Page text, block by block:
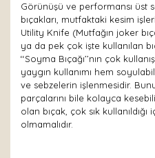
Görünüşü ve performansı üst
bıçakları, mutfaktaki kesim
Utility Knife (Mutfağın joker
ya da pek çok işte kullanılan
‘‘Soyma Bıçağı’’nın çok
yaygın kullanımı hem
ve sebzelerin işlenmesidir.
parçalarını bile kolayca
olan bıçak, çok sık
olmamalıdır.